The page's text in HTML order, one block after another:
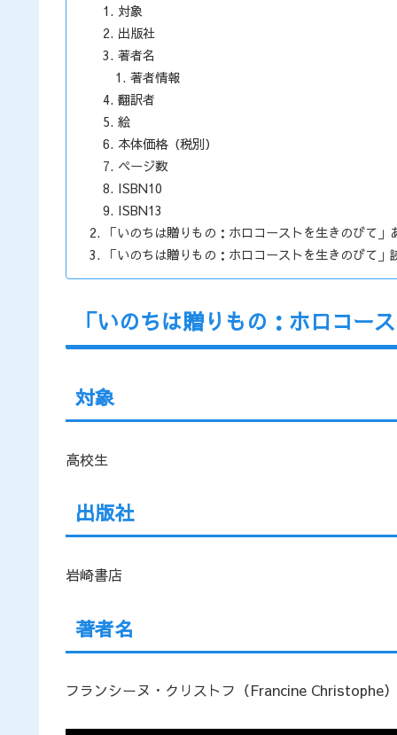
対象
出版社
著者名
著者情報
翻訳者
絵
本体価格（税別）
ページ数
ISBN10
ISBN13
「いのちは贈りもの：ホロコーストを生きのびて」
「いのちは贈りもの：ホロコーストを生きのびて
「いのちは贈りもの：ホロコー
対象
高校生
出版社
岩崎書店
著者名
フランシーヌ・クリストフ（Francine Christophe）